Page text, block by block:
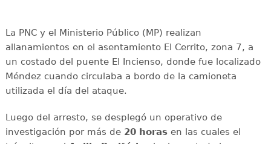
La PNC y el Ministerio Público (MP) realizan
allanamientos en el asentamiento El Cerrito, zona 7, a
un costado del puente El Incienso, donde fue localizado
Méndez cuando circulaba a bordo de la camioneta
utilizada el día del ataque.
Luego del arresto, se desplegó un operativo de
investigación por más de 20 horasen las cuales el